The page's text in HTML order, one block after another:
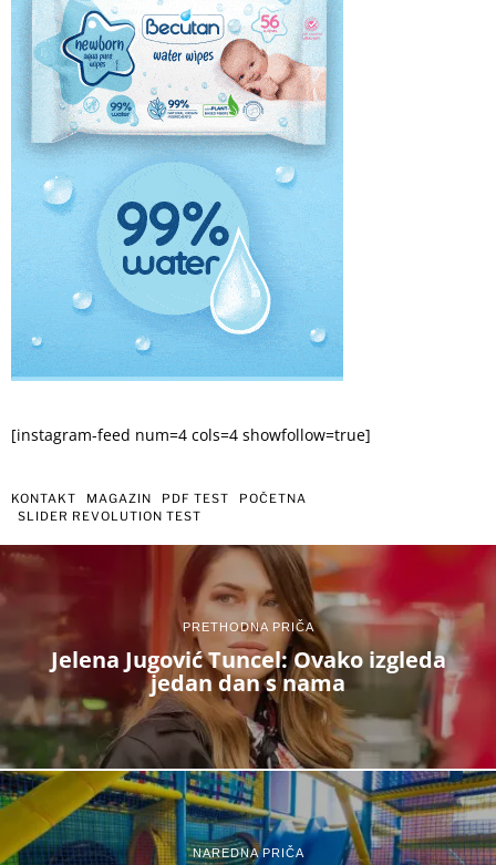
[instagram-feed num=4 cols=4 showfollow=true]
KONTAKT MAGAZIN PDF TEST
POČETNA
SLIDER REVOLUTION TEST
PRETHODNA PRIČA
Jelena Jugović Tuncel: Ovako izgleda
jedan dan s nama
NAREDNA PRIČA